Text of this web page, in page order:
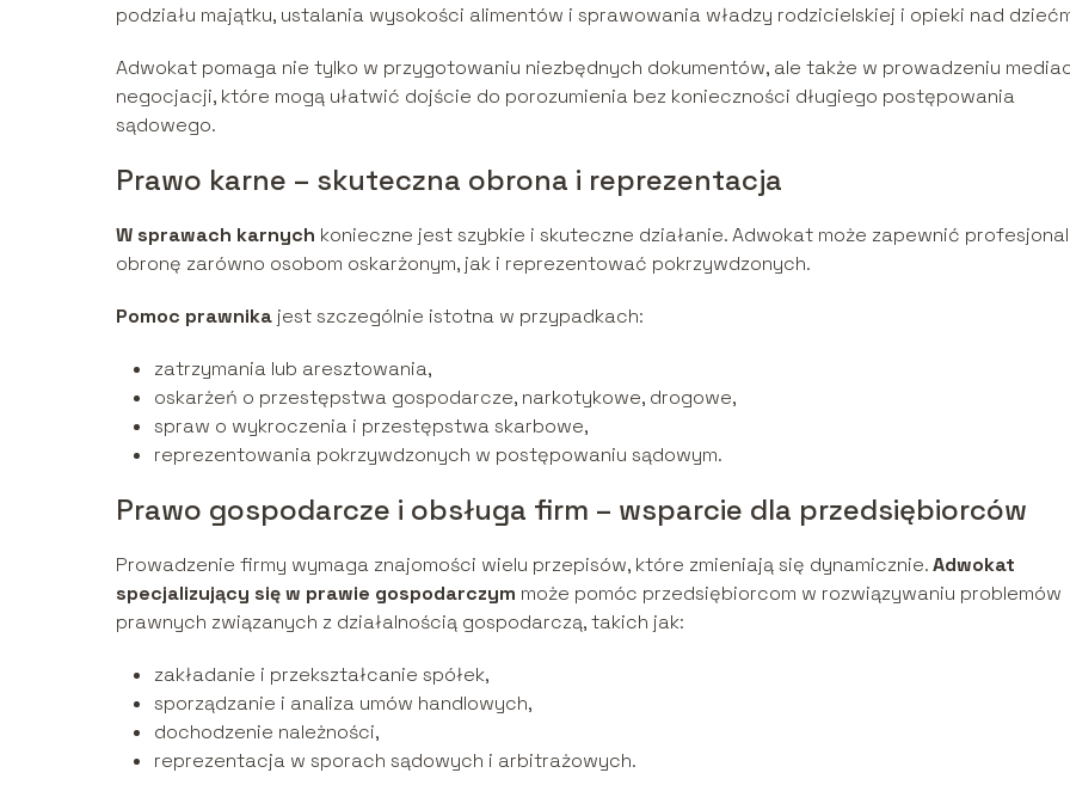
podziału majątku, ustalania wysokości alimentów i sprawowania władzy rodzicielskiej i opieki nad
Adwokat pomaga nie tylko w przygotowaniu niezbędnych dokumentów, ale także w prowadzeniu
negocjacji, które mogą ułatwić dojście do porozumienia bez konieczności długiego postępowania
sądowego.
Prawo karne – skuteczna obrona i reprezentacja
W sprawach karnych konieczne jest szybkie i skuteczne działanie. Adwokat może zapewnić
obronę zarówno osobom oskarżonym, jak i reprezentować pokrzywdzonych.
Pomoc prawnika jest szczególnie istotna w przypadkach:
zatrzymania lub aresztowania,
oskarżeń o przestępstwa gospodarcze, narkotykowe, drogowe,
spraw o wykroczenia i przestępstwa skarbowe,
reprezentowania pokrzywdzonych w postępowaniu sądowym.
Prawo gospodarcze i obsługa firm – wsparcie dla przedsiębiorców
Prowadzenie firmy wymaga znajomości wielu przepisów, które zmieniają się dynamicznie.Adwokat
specjalizujący się w prawie gospodarczym może pomóc przedsiębiorcom w rozwiązywaniu problemów
prawnych związanych z działalnością gospodarczą, takich jak:
zakładanie i przekształcanie spółek,
sporządzanie i analiza umów handlowych,
dochodzenie należności,
reprezentacja w sporach sądowych i arbitrażowych.